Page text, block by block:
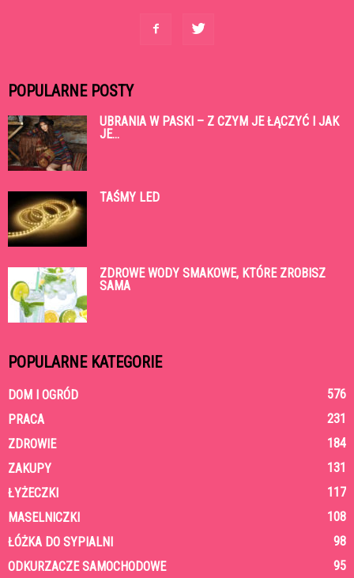
POPULARNE POSTY
UBRANIA W PASKI – Z CZYM JE ŁĄCZYĆ I JAK
JE...
TAŚMY LED
ZDROWE WODY SMAKOWE, KTÓRE ZROBISZ
SAMA
POPULARNE KATEGORIE
DOM I OGRÓD
576
PRACA
231
ZDROWIE
184
ZAKUPY
131
ŁYŻECZKI
117
MASELNICZKI
108
ŁÓŻKA DO SYPIALNI
98
ODKURZACZE SAMOCHODOWE
95